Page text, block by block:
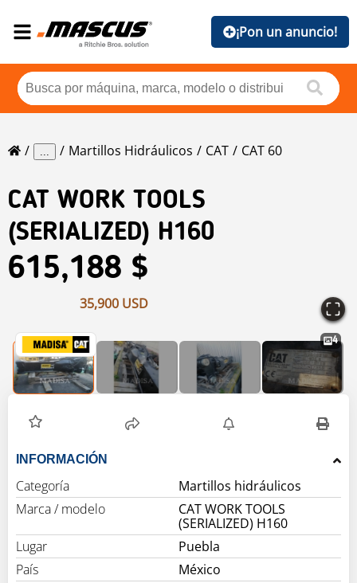
¡Pon un anuncio!
... Martillos Hidráulicos CAT CAT 60
CAT WORK TOOLS
(SERIALIZED) H160
615,188 $
35,900 USD
4
INFORMACIÓN
Categoría
Martillos hidráulicos
Marca / modelo
CAT WORK TOOLS
(SERIALIZED) H160
Lugar
Puebla
País
México